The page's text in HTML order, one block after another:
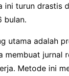
ini turun drastis
bulan.
utama adalah
membuat jurnal
Metode ini